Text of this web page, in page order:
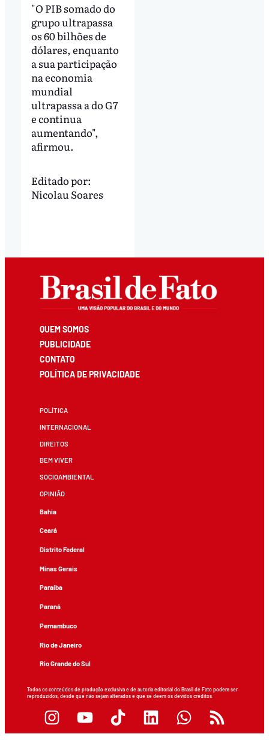
"O PIB somado do
grupo ultrapassa
os 60 bilhões de
dólares, enquanto
a sua participação
na economia
mundial
ultrapassa a do G7
e continua
aumentando",
afirmou.
Editado por:
Nicolau Soares
QUEM SOMOS
PUBLICIDADE
CONTATO
POLÍTICA DE PRIVACIDADE
POLÍTICA
INTERNACIONAL
DIREITOS
BEM VIVER
SOCIOAMBIENTAL
OPINIÃO
Bahia
Ceará
Distrito Federal
Minas Gerais
Paraíba
Paraná
Pernambuco
Rio de Janeiro
Rio Grande do Sul
Todos os conteúdos de produção exclusiva e de autoria editorial do Brasil de Fato podem ser
reproduzidos, desde que não sejam alterados e que se deem os devidos créditos.